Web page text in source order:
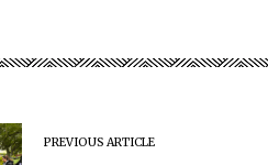
PREVIOUS ARTICLE